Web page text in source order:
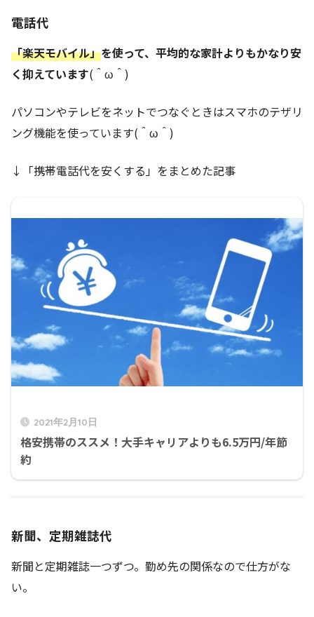
電話代
「楽天モバイル」を使って、平均的な家計よりもかなり安
く抑えています(＾ω＾)
パソコンやテレビをネットでつなぐときはスマホのテザリ
ング機能を使っています(＾ω＾)
↓「携帯電話代を安くする」をまとめた記事
2021年2月10日
格安携帯のススメ！大手キャリアよりも6.5万円/年節
約
新聞、定期雑誌代
新聞と定期雑誌一つずつ。勤め先の関係なので仕方がな
い。